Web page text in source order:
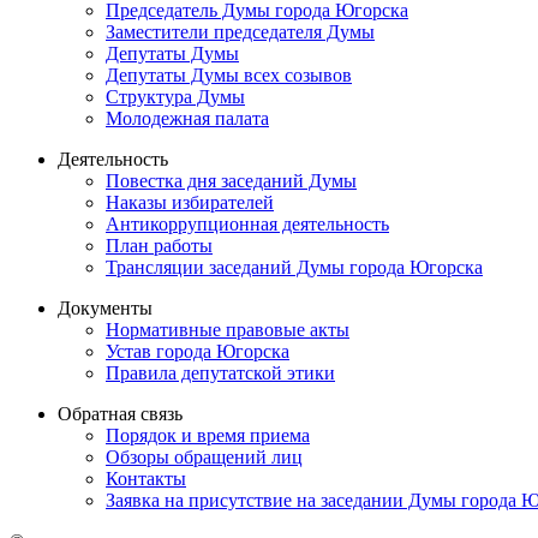
Председатель Думы города Югорска
Заместители председателя Думы
Депутаты Думы
Депутаты Думы всех созывов
Структура Думы
Молодежная палата
Деятельность
Повестка дня заседаний Думы
Наказы избирателей
Антикоррупционная деятельность
План работы
Трансляции заседаний Думы города Югорска
Документы
Нормативные правовые акты
Устав города Югорска
Правила депутатской этики
Обратная связь
Порядок и время приема
Обзоры обращений лиц
Контакты
Заявка на присутствие на заседании Думы города